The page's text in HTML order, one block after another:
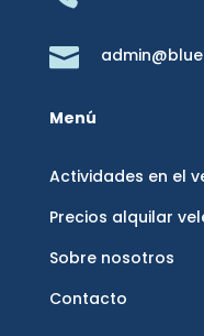

Menú
Actividades en el
Precios alquilar
Sobre nosotros
Contacto